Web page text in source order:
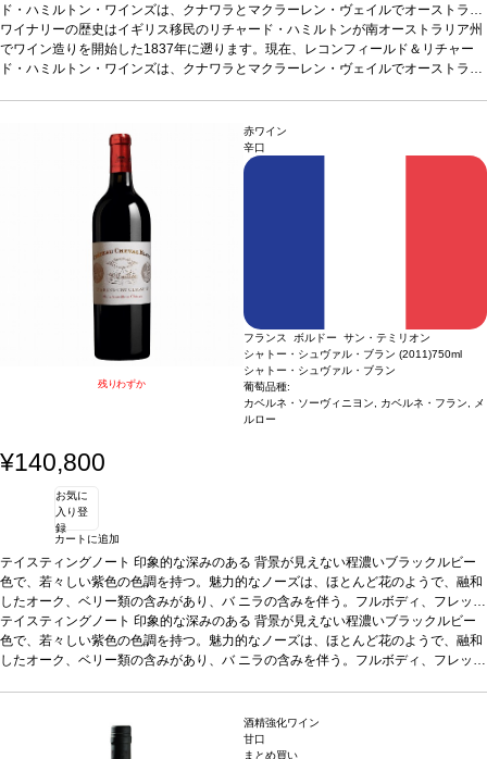
ド・ハミルトン・ワインズは、クナワラとマクラーレン・ヴェイルでオーストラリ
アワインの発展に貢献。シン キュヴェ・ブランは素晴らしく豊かでクリーン、芳香
が強く、ピーチのタッチ、繊細なイーストのノーズ。風味はドライでエレガント、
クリーンでフレッシュな後味があります。リキュールが添加されていてクリーミー
実に芳香が強く、ピーチのタッチがあり、更に繊細なイーストのニュアンスを持
つ。風味はドライでエレガント、ヴェルヴェットの様なクリーミィさを持ち、クリ
ーンでフレッシュな後味がある。アペリティフとして、またいつでも少しの泡が生
活の喜びを増やしてくれます。
お早目にお楽しみください。
ラーレン・ヴェールで収穫されたもので、繊細さと自然な酸味を確実にする為に、
シーズンの初めに収穫をする。ピノ・ノワールは、風味のクリーミーさを高めるた
めにマロラクティック発酵をし、このブレンドは豊かなテクスチャーを与えるた、
4ヶ月間一次酵母の澱と触れ合わせる。自然な第二次発酵を経てワインはリキュー
ルが添加されリリースを迎える。
ィールド エステートは、先駆者であり醸造家でもあるシドニー・ハミルトンが、1
974年に設立した。設立から30年間、レコンフィールドは、革新に取り組み続け、
世界中が求めているハイクオリティなワインを毎年産みだしている。この伝統的な
我々のシン・キュヴェ ブランは、ユニークなオーストラリアスタイルのスパーク
リングワインであるシン ルージュに並ぶ商品である。
ワイナリーの歴史はイギリス移民のリチャード・ハミルトンが南オーストラリア州
でワイン造りを開始した1837年に遡ります。現在、レコンフィールド＆リチャー
ド・ハミルトン・ワインズは、クナワラとマクラーレン・ヴェイルでオーストラリ
クリーンでフレッシュな後味があります。リキュールが添加されていてクリーミー
な風味を与えています。
テイスティングノート
生きとした泡が絶えなく連続して出てくる。ノーズは素晴らしく豊かでクリーン、
実に芳香が強く、ピーチのタッチがあり、更に繊細なイーストのニュアンスを持
つ。風味はドライでエレガント、ヴェルヴェットの様なクリーミィさを持ち、クリ
ーンでフレッシュな後味がある。アペリティフとして、またいつでも少しの泡が生
活の喜びを増やしてくれます。
お早目にお楽しみください。
ラーレン・ヴェールで収穫されたもので、繊細さと自然な酸味を確実にする為に、
シーズンの初めに収穫をする。ピノ・ノワールは、風味のクリーミーさを高めるた
めにマロラクティック発酵をし、このブレンドは豊かなテクスチャーを与えるた、
4ヶ月間一次酵母の澱と触れ合わせる。自然な第二次発酵を経てワインはリキュー
ルが添加されリリースを迎える。
バックグラウンドインフォメーションレコンフ
ィールド エステートは、先駆者であり醸造家でもあるシドニー・ハミルトンが、1
974年に設立した。設立から30年間、レコンフィールドは、革新に取り組み続け、
世界中が求めているハイクオリティなワインを毎年産みだしている。この伝統的な
リングワインであるシン ルージュに並ぶ商品である。
残りわずか
赤ワイン
辛口
フランス ボルドー サン・テミリオン
シャトー・シュヴァル・ブラン (2011)750ml
シャトー・シュヴァル・ブラン
葡萄品種:
カベルネ・ソーヴィニヨン, カベルネ・フラン, メ
ルロー
¥140,800
お気に
入り登
録
カートに追加
テイスティングノート 印象的な深みのある 背景が見えない程濃いブラックルビー
色で、若々しい紫色の色調を持つ。魅力的なノーズは、ほとんど花のようで、融和
したオーク、ベリー類の含みがあり、バ ニラの含みを伴う。フルボディ、フレッシ
ュで熟した果実味のしっかりとした核を持ち、がっしりとしたヴェルヴェットのよ
うなタンニンがあり、余韻の長い後 味により補完されている。
テイスティングノート 印象的な深みのある 背景が見えない程濃いブラックルビー
色で、若々しい紫色の色調を持つ。魅力的なノーズは、ほとんど花のようで、融和
したオーク、ベリー類の含みがあり、バ ニラの含みを伴う。フルボディ、フレッシ
酒精強化ワイン
甘口
まとめ買い